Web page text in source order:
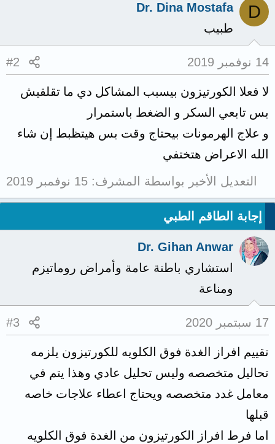
D
Dr. Dina Mostafa
طبيب
14 نوفمبر 2019 #2
لا فعلا الكورتيزون بيسبب المشاكل دي ما تقلقيش
بس تابعي السكر و الضغط باستمرار
و علاج الهرمونات بيحتاج وقت بس هيتظبط إن شاء
الله الاعراض هتختفي
التعديل الأخير بواسطة المشرف: 15 نوفمبر 2019
إجابة الطاقم الطبي
Dr. Gihan Anwar
استشاري باطنة عامة وأمراض روماتيزم
ومناعة
17 سبتمبر 2020 #3
تقييم افراز الغدة فوق الكلويه للكورتيزون يلزمه
تحاليل متخصصه وليس تحليل عادي وهذا يتم في
معامل غدد متخصصه ويحتاج اعطاء علاجات خاصه
قبلها
اما فرط افراز الكورتيزون من الغدة فوق الكلويه